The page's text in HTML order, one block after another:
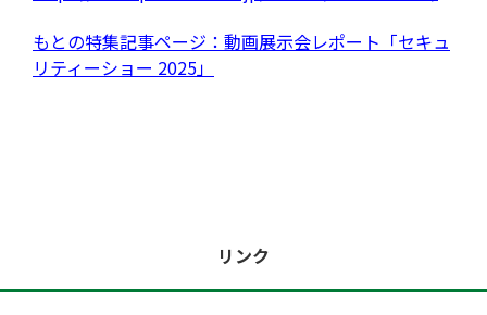
もとの特集記事ページ：動画展示会レポート「セキュ
リティーショー 2025」
リンク